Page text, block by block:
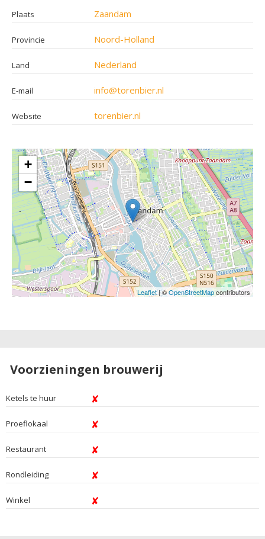
Plaats Zaandam
Provincie Noord-Holland
Land Nederland
E-mail info@torenbier.nl
Website torenbier.nl
+
−
Leaflet| ©OpenStreetMapcontributors
Voorzieningen brouwerij
Ketels te huur
Proeflokaal
Restaurant
Rondleiding
Winkel